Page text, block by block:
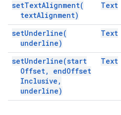
setTextAlignment(
textAlignment)
Text
setUnderline(
underline)
Text
setUnderline(start
Offset, endOffset
Inclusive ,
underline)
Text